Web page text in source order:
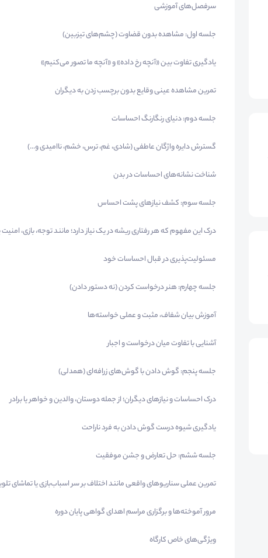
سرفصل‌های آموزشی
جلسه اول: مشاهده بدون قضاوت (چشم‌های تیزبین)
یادگیری تفاوت بین «آنچه رخ داده» و «آنچه ما تصور می‌کنیم»
تمرین مشاهده عینی وقایع بدون برچسب زدن به دیگران
جلسه دوم: دنیای رنگارنگ احساسات
گسترش دایره واژگان عاطفی (شادی، غم، ترس، خشم، ناامیدی و...)
شناخت نشانه‌های احساسات در بدن
جلسه سوم: کشف نیازهای پشت احساس
درک این مفهوم که هر رفتاری ریشه در یک نیاز دارد؛ مانند توجه، بازی، امنیت
مسئولیت‌پذیری در قبال احساسات خود
جلسه چهارم: هنر درخواست کردن (نه دستور دادن)
آموزش بیان شفاف، مثبت و عملی خواسته‌ها
آشنایی با تفاوت میان درخواست و اجبار
جلسه پنجم: گوش دادن با گوش‌های زرافه‌ای (همدلی)
درک احساسات و نیازهای دیگران؛ از جمله دوستان، والدین و خواهر یا برادر
یادگیری شیوه درست گوش دادن به فرد ناراحت
جلسه ششم: حل تعارض و جشن موفقیت
تمرین عملی سناریوهای واقعی مانند اختلاف بر سر اسباب‌بازی یا تماشای
مرور آموخته‌ها و برگزاری مراسم اهدای گواهی پایان دوره
ویژگی‌های خاص کارگاه